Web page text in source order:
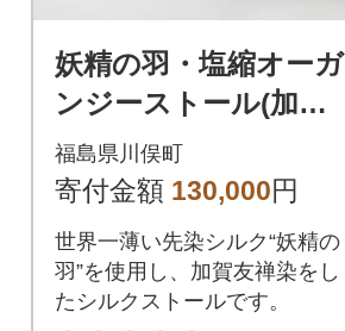
妖精の羽・塩縮オーガ
ンジーストール(加賀
友禅)鎖/パープル
福島県川俣町
寄付金額 130,000円
世界一薄い先染シルク“妖精の
羽”を使用し、加賀友禅染をし
たシルクストールです。